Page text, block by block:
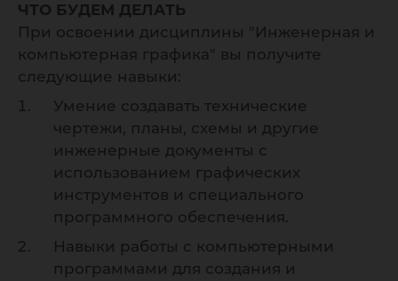
ЧТО БУДЕМ ДЕЛАТЬ
При освоении дисциплины "Инженерная и
компьютерная графика" вы получите
следующие навыки:
Умение создавать технические
чертежи, планы, схемы и другие
инженерные документы с
использованием графических
инструментов и специального
программного обеспечения.
Навыки работы с компьютерными
программами для создания и